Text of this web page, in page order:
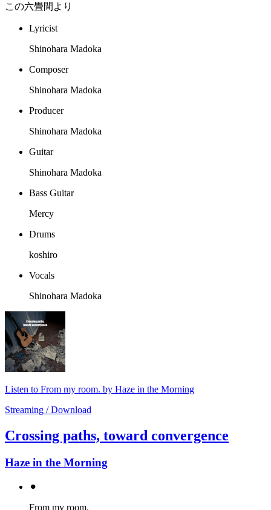
この六畳間より
Lyricist
Shinohara Madoka
Composer
Shinohara Madoka
Producer
Shinohara Madoka
Guitar
Shinohara Madoka
Bass Guitar
Mercy
Drums
koshiro
Vocals
Shinohara Madoka
Listen to From my room. by Haze in the Morning
Streaming / Download
Crossing paths, toward convergence
Haze in the Morning
⚫︎
From my room.